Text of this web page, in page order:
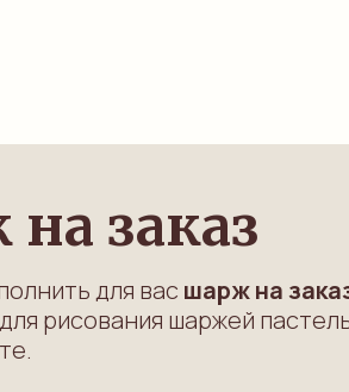
заказ
для вас шарж на
рисования шаржей